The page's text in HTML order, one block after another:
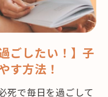
ごしたい！】子
す方法！
死で毎日を過ごして